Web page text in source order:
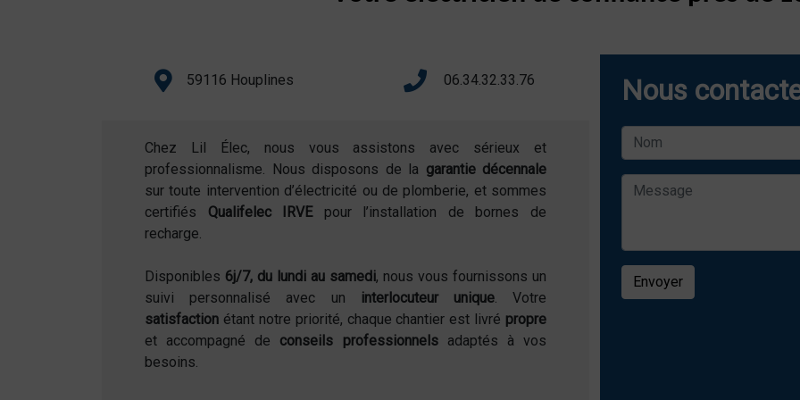
59116 Houplines 06.34.32.33.76
Chez Lil Élec, nous vous assistons avec sérieux et
professionnalisme. Nous disposons de la garantie décennale
sur toute intervention d’électricité ou de plomberie, et sommes
certifiés Qualifelec IRVEpour l’installation de bornes de
recharge.
Disponibles 6j/7, du lundi au samedi, nous vous fournissons un
suivi personnalisé avec un
interlocuteur unique. Votre
satisfaction étant notre priorité, chaque chantier est livré propre
et accompagné de conseils professionnelsadaptés à vos
besoins.
Nous
Envoyer